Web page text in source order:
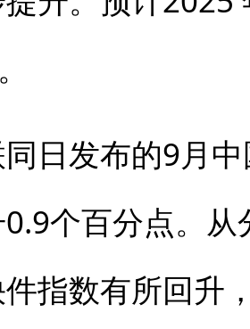
发布的9月中
个百分点。
指数有所回升